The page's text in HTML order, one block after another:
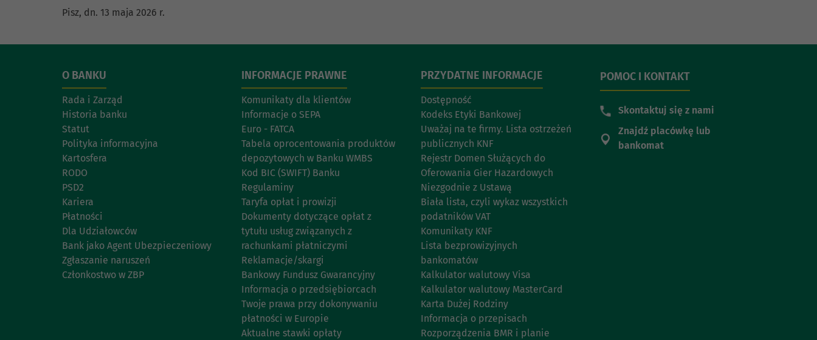
Pisz, dn. 13 maja 2026 r.
O BANKU
Rada i Zarząd
Historia banku
Statut
Polityka informacyjna
Kartosfera
RODO
PSD2
Kariera
Płatności
Dla Udziałowców
Bank jako Agent Ubezpieczeniowy
Zgłaszanie naruszeń
Członkostwo w ZBP
INFORMACJE PRAWNE
Komunikaty dla klientów
Informacje o SEPA
Euro - FATCA
Tabela oprocentowania produktów
depozytowych w Banku WMBS
Kod BIC (SWIFT) Banku
Regulaminy
Taryfa opłat i prowizji
Dokumenty dotyczące opłat z
tytułu usług związanych z
rachunkami płatniczymi
Reklamacje/skargi
Bankowy Fundusz Gwarancyjny
Informacja o przedsiębiorcach
Twoje prawa przy dokonywaniu
płatności w Europie
Aktualne stawki opłaty
PRZYDATNE INFORMACJE
Dostępność
Kodeks Etyki Bankowej
Uważaj na te firmy. Lista ostrzeżeń
publicznych KNF
Rejestr Domen Służących do
Oferowania Gier Hazardowych
Niezgodnie z Ustawą
Biała lista, czyli wykaz wszystkich
podatników VAT
Komunikaty KNF
Lista bezprowizyjnych
bankomatów
Kalkulator walutowy Visa
Kalkulator walutowy MasterCard
Karta Dużej Rodziny
Informacja o przepisach
Rozporządzenia BMR i planie
POMOC I KONTAKT
Skontaktuj się z nami
Znajdź placówkę lub
bankomat